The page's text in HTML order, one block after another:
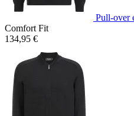
Pull-over
Comfort Fit
134,95 €